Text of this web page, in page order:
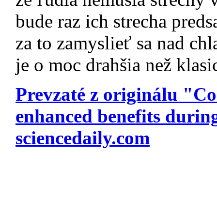
bude raz ich strecha
za to zamyslieť sa nad
je o moc drahšia než
Prevzaté z originálu
enhanced benefits
sciencedaily.com